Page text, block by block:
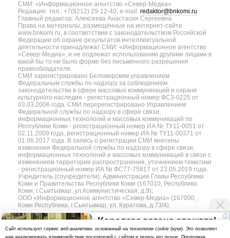
СМИ: «Информационное агентство «Север-Медиа»
Редакция: тел.: +7(8212) 29-12-40, e-mail: redaktor@bnkomi.ru
Главный редактор: Алексеева Анастасия Сергеевна.
Права на материалы, размещённые на интернет-сайте
www.bnkomi.ru, в соответствии с законодательством Российской
Федерации об охране результатов интеллектуальной
деятельности принадлежат СМИ: «Информационное агентство
«Север-Медиа», и не подлежат использованию другими лицами в
какой бы то ни было форме без письменного разрешения
правообладателя.
СМИ зарегистрировано Беломорским управлением
Федеральным службы по надзору за соблюдением
законодательства в сфере массовых коммуникаций и охране
культурного наследия - регистрационный номер ФС3-0225 от
03.03.2006 года. СМИ перерегистрировано Управлением
Федеральной службы по надзору в сфере связи,
информационных технологий и массовых коммуникаций по
Республике Коми - регистрационный номер ИА № ТУ11-0051 от
02.11.2009 года, регистрационный номер ИА № ТУ11-00371 от
01.06.2017 года. В запись о регистрации СМИ внесены
изменения Федеральной службы по надзору в сфере связи,
информационных технологий и массовых коммуникаций в связи с
изменением территории распространения, уточнением тематики
- регистрационный номер ИА № ФС77-75817 от 23.05.2019 года.
Учредитель (соучредители): Администрация Главы Республики
Коми и Правительства Республики Коми (167010, Республика
Коми, г.Сыктывкар, ул.Коммунистическая, д.9);
ООО «Информационное агентство «Север-Медиа» (167000,
Коми Республика, г.Сыктывкар, ул. Куратова, д.73/4).
Разработка сайта — web-студия «Цифровой Век»
i
Королева вагона отожгла!
Видео не оставит
Cайт использует сервис веб-аналитики, основанный на технологии cookie (куки). Это позволяет
нам анализировать взаимодействие посетителей с сайтом и делать его лучше. Продолжая